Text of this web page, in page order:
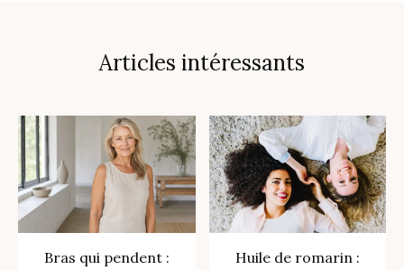
Articles intéressants
Bras qui pendent :
Huile de romarin :